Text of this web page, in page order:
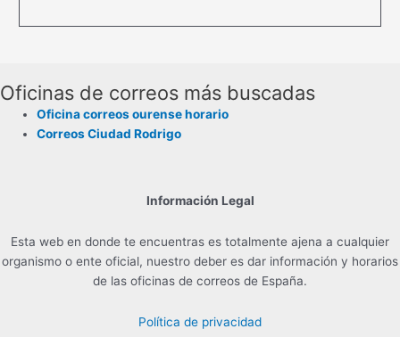
Oficinas de correos más buscadas
Oficina correos ourense horario
Correos Ciudad Rodrigo
Información Legal
Esta web en donde te encuentras es totalmente ajena a cualquier
organismo o ente oficial, nuestro deber es dar información y horarios
de las oficinas de correos de España.
Política de privacidad